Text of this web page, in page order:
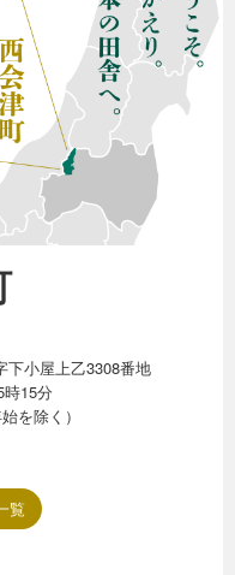
下小屋上乙3308番地
時15分
を除く）
覧